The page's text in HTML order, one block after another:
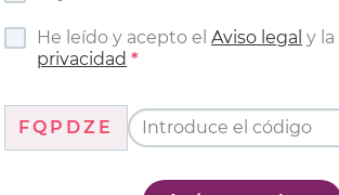
He leído y acepto el Aviso legal y la
privacidad
FQPDZE